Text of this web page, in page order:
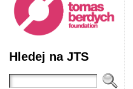
Hledej na JTS